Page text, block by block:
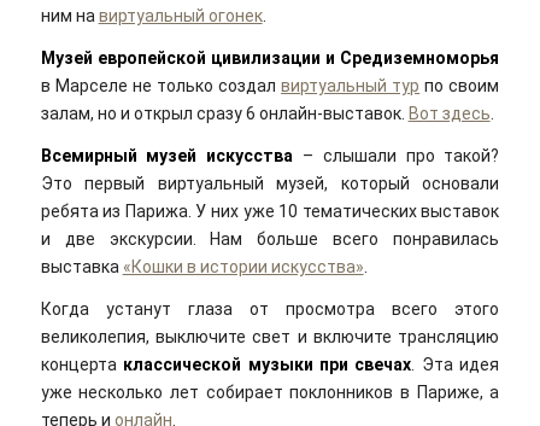
ним навиртуальный огонек.
Музей европейской цивилизации и Средиземноморья
в Марселе не только создалвиртуальный тур по своим
залам, но и открыл сразу 6 онлайн-выставок. Вот здесь
Всемирный музей искусства – слышали про такой?
Это первый виртуальный музей, который основали
ребята из Парижа. У них уже 10 тематических выставок
и две экскурсии. Нам больше всего понравилась
выставка «Кошки в истории искусства»
Когда устанут глаза от просмотра всего этого
великолепия, выключите свет и включите трансляцию
концерта классической музыки при свечах . Эта идея
уже несколько лет собирает поклонников в Париже, а
теперь и онлайн